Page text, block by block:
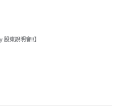
東說明會!!】